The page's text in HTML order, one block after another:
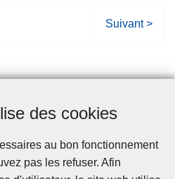
des cookies
au bon fonctionnement
pas les refuser. Afin
P
e
u
v
a
Suivant >